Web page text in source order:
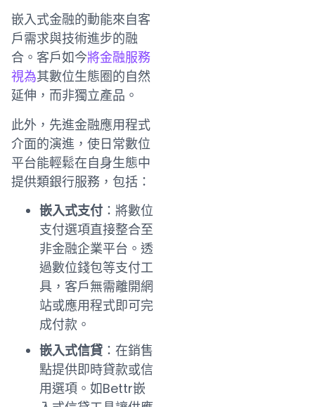
嵌入式金融的動能來自客
戶需求與技術進步的融
合。客戶如今將金融服務
視為其數位生態圈的自然
延伸，而非獨立產品。
此外，先進金融應用程式
介面的演進，使日常數位
平台能輕鬆在自身生態中
提供類銀行服務，包括：
嵌入式支付 ：將數位
支付選項直接整合至
非金融企業平台。透
過數位錢包等支付工
具，客戶無需離開網
站或應用程式即可完
成付款。
嵌入式信貸 ：在銷售
點提供即時貸款或信
用選項。如Bettr嵌